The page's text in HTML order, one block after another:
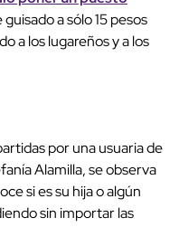
a sólo 15 pesos
a los lugareños y a los
por una usuaria de
Alamilla, se observa
si es su hija o algún
sin importar las